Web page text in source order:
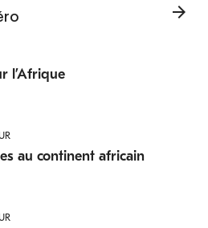
l’Afrique
au continent africain